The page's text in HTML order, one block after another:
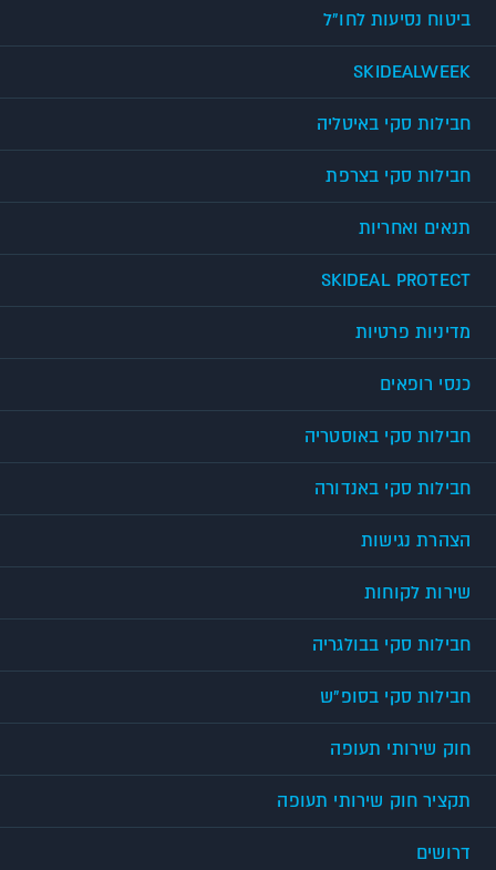
ביטוח נסיעות לחו"ל
SKIDEALWEEK
חבילות סקי באיטליה
חבילות סקי בצרפת
תנאים ואחריות
SKIDEAL PROTECT
מדיניות פרטיות
כנסי רופאים
חבילות סקי באוסטריה
חבילות סקי באנדורה
הצהרת נגישות
שירות לקוחות
חבילות סקי בבולגריה
חבילות סקי בסופ"ש
חוק שירותי תעופה
תקציר חוק שירותי תעופה
דרושים